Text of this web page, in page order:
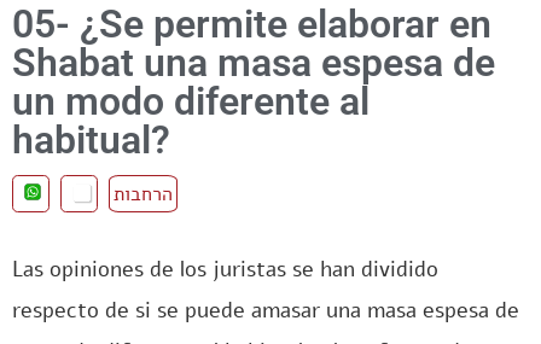
05- ¿Se permite elaborar en
Shabat una masa espesa de
un modo diferente al
habitual?
הרחבות
Las opiniones de los juristas se han dividido
respecto de si se puede amasar una masa espesa de